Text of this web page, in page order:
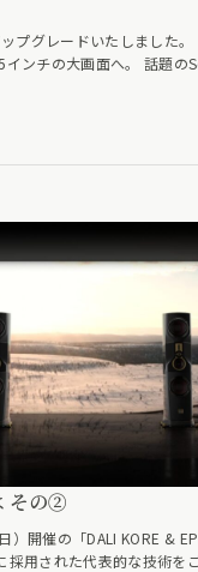
プグレードいたしました
ンチの大画面へ。 話題の
その②
）開催の「DALI KORE &
採用された代表的な技術を